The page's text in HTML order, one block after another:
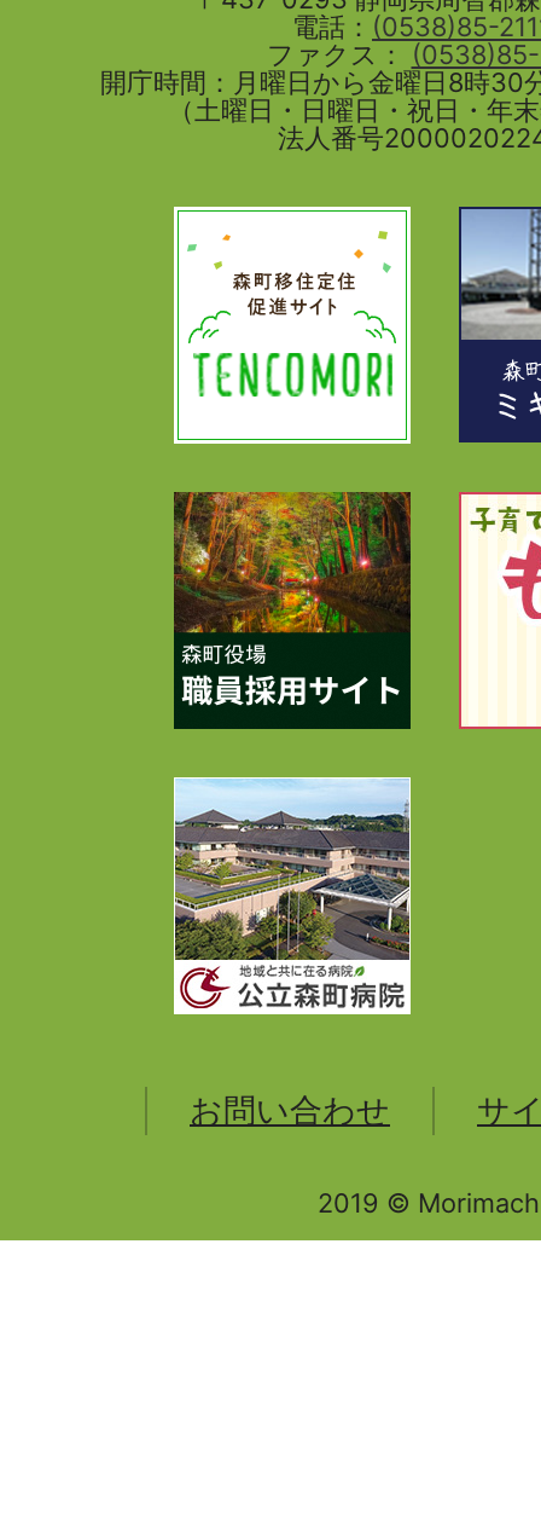
電話： (0538)85-
ファクス：
開庁時間：月曜日から金曜日8時30
（土曜日・日曜日・祝日・年
法人番号
お問い合わせ サ
2019 ©